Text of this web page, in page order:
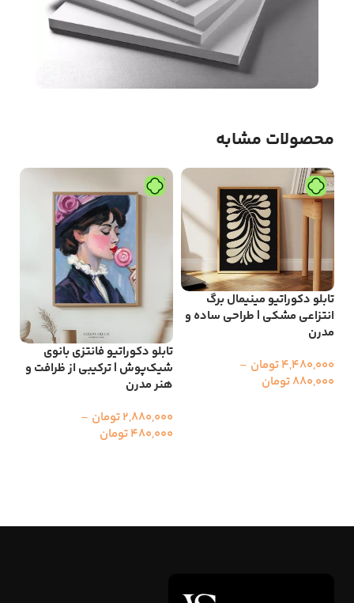
محصولات مشابه
تابلو دکوراتیو مینیمال برگ
انتزاعی مشکی | طراحی ساده و
مدرن
4,480,000تومان –
880,000تومان
تابلو دکوراتیو فانتزی بانوی
شیک‌پوش | ترکیبی از ظرافت و
هنر مدرن
2,880,000تومان –
480,000تومان